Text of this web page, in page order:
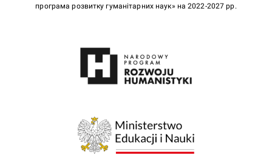
програма розвитку гуманітарних наук» на 2022-2027 рр.